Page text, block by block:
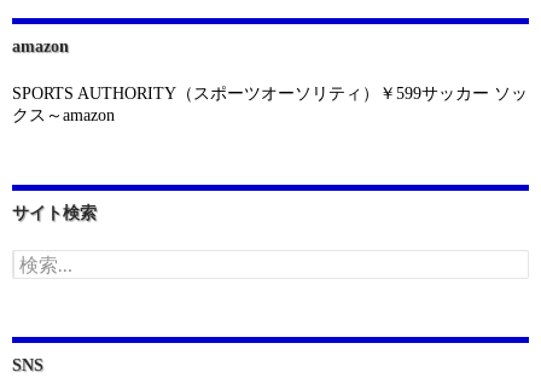
amazon
SPORTS AUTHORITY（スポーツオーソリティ）￥599サッカー ソッ
クス～amazon
サイト検索
検
索:
SNS